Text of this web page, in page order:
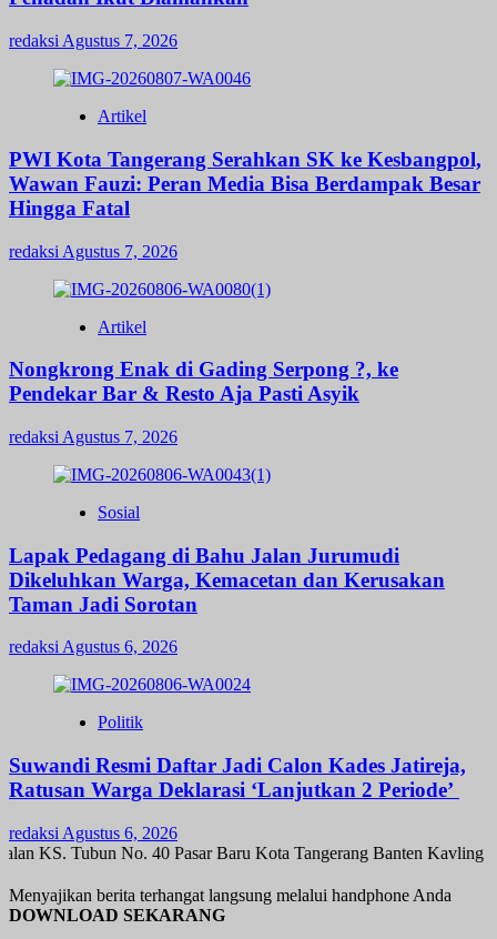
redaksi Agustus 7, 2026
Artikel
PWI Kota Tangerang Serahkan SK ke Kesbangpol,
Wawan Fauzi: Peran Media Bisa Berdampak Besar
Hingga Fatal
redaksi Agustus 7, 2026
Artikel
Nongkrong Enak di Gading Serpong ?, ke
Pendekar Bar & Resto Aja Pasti Asyik
redaksi Agustus 7, 2026
Sosial
Lapak Pedagang di Bahu Jalan Jurumudi
Dikeluhkan Warga, Kemacetan dan Kerusakan
Taman Jadi Sorotan
redaksi Agustus 6, 2026
Politik
Suwandi Resmi Daftar Jadi Calon Kades Jatireja,
Ratusan Warga Deklarasi ‘Lanjutkan 2 Periode’
redaksi Agustus 6, 2026
KS. Tubun No. 40 Pasar Baru Kota Tangerang Banten Kavling
Menyajikan berita terhangat langsung melalui handphone Anda
DOWNLOAD SEKARANG